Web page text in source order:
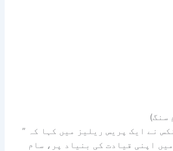
سنگ)
نے ایک پریس ریلیز میں کہا کہ ”
اپنی قیادت کی بنیاد پر، سام